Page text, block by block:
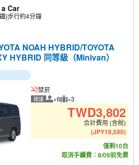
Car
)步行約4分鐘
NOAH HYBRID/TOYOTA
HYBRID 同等級（Minivan）
禁菸
建議 建議人數
×6 建議行李數量
×3
TWD3,802
合計費用 (含稅)
(JPY18,590)
僅剩10台
取消手續費：8/09前免費